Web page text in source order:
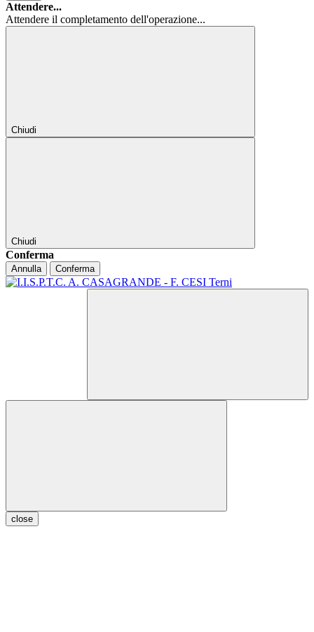
Attendere...
Attendere il completamento dell'operazione...
Chiudi
Chiudi
Conferma
Annulla Conferma
close